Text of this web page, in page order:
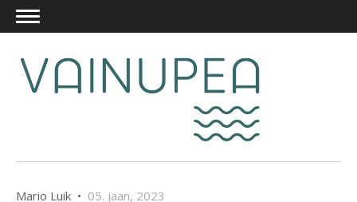
Mario Luik • 05. jaan, 2023